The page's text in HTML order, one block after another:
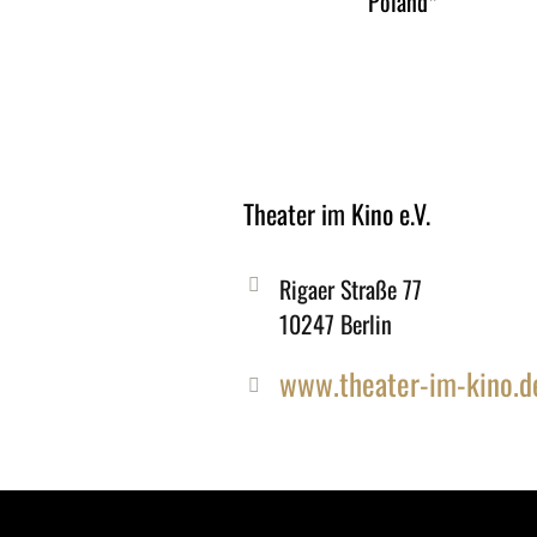
Theater im Kino e.V.
Rigaer Straße 77
10247 Berlin
www.theater-im-